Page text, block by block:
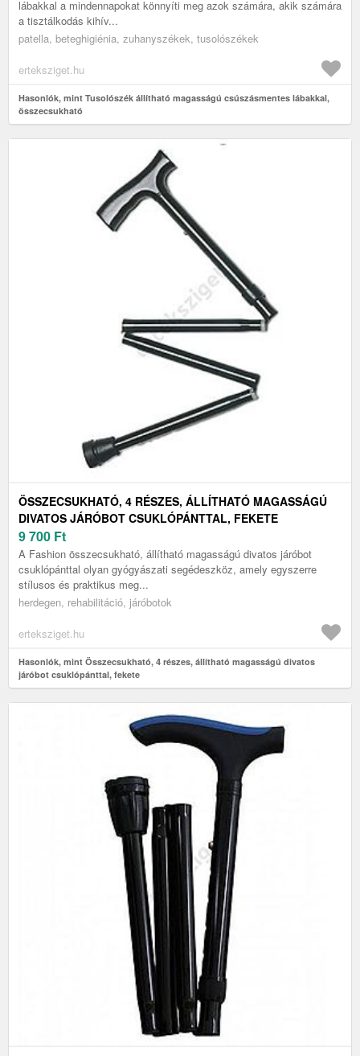
lábakkal a mindennapokat könnyíti meg azok számára, akik számára
a tisztálkodás kihív...
patella, beteghigiénia, zuhanyszékek, tusolószékek
erteksziget.hu
Hasonlók, mint Tusolószék állítható magasságú csúszásmentes lábakkal,
összecsukható
ÖSSZECSUKHATÓ, 4 RÉSZES, ÁLLÍTHATÓ MAGASSÁGÚ
DIVATOS JÁRÓBOT CSUKLÓPÁNTTAL, FEKETE
9 700 Ft
A Fashion összecsukható, állítható magasságú divatos járóbot
csuklópánttal olyan gyógyászati segédeszköz, amely egyszerre
stílusos és praktikus meg...
herdegen, rehabilitáció, járóbotok
erteksziget.hu
Hasonlók, mint Összecsukható, 4 részes, állítható magasságú divatos
járóbot csuklópánttal, fekete